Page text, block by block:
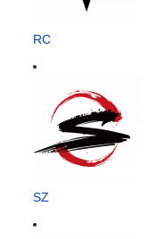
RC
SZ